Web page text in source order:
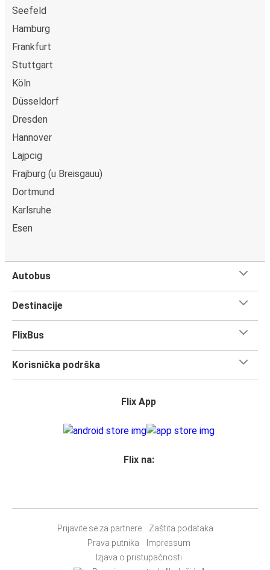
Seefeld
Hamburg
Frankfurt
Stuttgart
Köln
Düsseldorf
Dresden
Hannover
Lajpcig
Frajburg (u Breisgauu)
Dortmund
Karlsruhe
Esen
Autobus
Destinacije
FlixBus
Korisnička podrška
Flix App
Flix na:
Prijavite se za partnere
Zaštita podataka
Prava putnika
Impressum
Izjava o pristupačnosti